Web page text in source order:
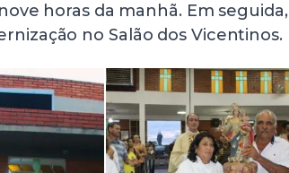
horas da manhã. Em seguida,
no Salão dos Vicentinos.